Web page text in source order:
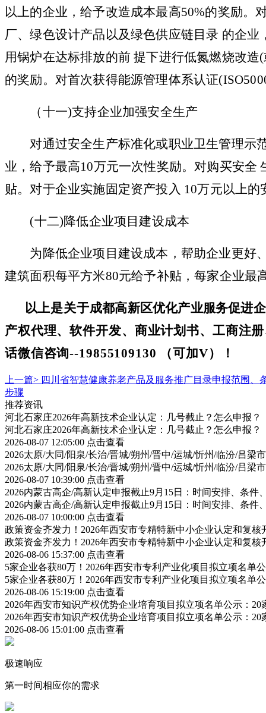
以上的企业，给予改造成本最高50%的奖励。
厂、绿色设计产品以及绿色供应链目录 的企
用锅炉在达标排放的前 提下进行低氮燃烧改
的奖励。对首次获得能源管理体系认证
（十一)支持企业加强安全生产
对通过安全生产标准化或职业卫生管理示
业，给予最高10万元一次性奖励。对购买安全
贴。对于企业实施固定资产投入 10万元以上
(十二)降低企业项目建设成本
为降低企业项目建设成本，帮助企业更好
建筑面积每平方米80元给予补贴，每家企业最
以上是关于成都高新区优化产业服务促进
产权代理、软件开发、商业计划书、工商注
话微信咨询--19855109130 （可加V）！
上一篇> 四川省智慧健康养老产品及服务推广目录申报范围、
步骤
推荐资讯
河北石家庄2026年高新技术企业认定：几号截止？怎么申报？
河北石家庄2026年高新技术企业认定：几号截止？怎么申报？
2026-08-07 12:05:00 点击查看
2026太原/大同/阳泉/长治/晋城/朔州/晋中/运城/忻州/临汾/吕梁
2026太原/大同/阳泉/长治/晋城/朔州/晋中/运城/忻州/临汾/吕梁
2026-08-07 10:39:00 点击查看
2026内蒙古高企/高新认定申报截止9月15日：时间安排、条件
2026内蒙古高企/高新认定申报截止9月15日：时间安排、条件
2026-08-07 10:00:00 点击查看
政策资金齐发力！2026年西安市专精特新中小企业认定和复
政策资金齐发力！2026年西安市专精特新中小企业认定和复
2026-08-06 15:37:00 点击查看
5家企业各获80万！2026年西安市专利产业化项目拟立项名单
5家企业各获80万！2026年西安市专利产业化项目拟立项名单
2026-08-06 15:19:00 点击查看
2026年西安市知识产权优势企业培育项目拟立项名单公示：
2026年西安市知识产权优势企业培育项目拟立项名单公示：
2026-08-06 15:01:00 点击查看
极速响应
第一时间相应你的需求